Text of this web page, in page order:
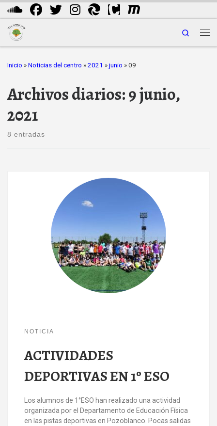
Saltar al contenido
Search
Inicio » Noticias del centro » 2021 » junio » 09
Archivos diarios:9 junio,
2021
8 entradas
NOTICIA
ACTIVIDADES
DEPORTIVAS EN 1º ESO
Los alumnos de 1°ESO han realizado una actividad
organizada por el Departamento de Educación Física
en las pistas deportivas en Pozoblanco. Pocas salidas